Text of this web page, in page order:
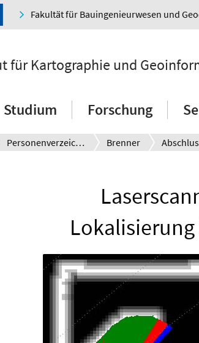
Fakultät für Bauingenieurwesen und
für Kartographie und
Studium Forschung
Personenverzeichnis Brenner